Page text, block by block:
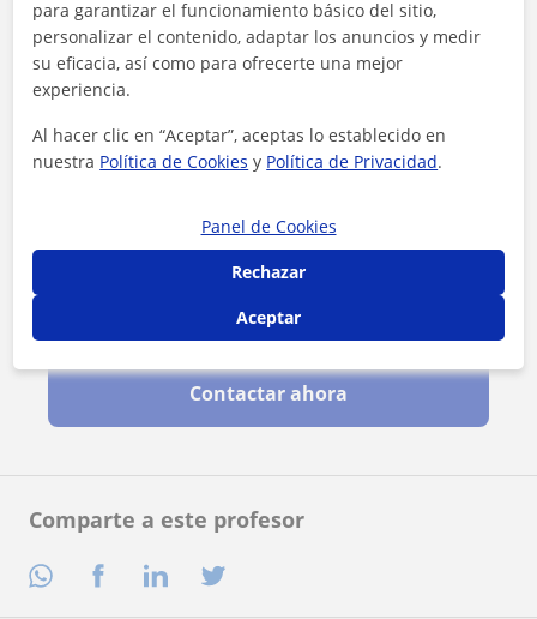
Comparte a este profesor
Al hacer clic, aceptas nuestroaviso legal
Contactar ahora
para garantizar el funcionamiento básico del sitio,
personalizar el contenido, adaptar los anuncios y medir
su eficacia, así como para ofrecerte una mejor
experiencia.
Al hacer clic en “Aceptar”, aceptas lo establecido en
nuestra Política de Cookies y Política de Privacidad.
Panel de Cookies
Rechazar
Aceptar